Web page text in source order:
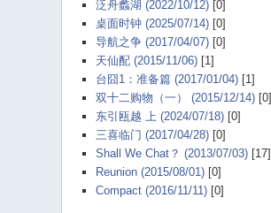
泛舟蠡湖 (2022/10/12)[0]
桌面时钟 (2025/07/14)[0]
导航之争 (2017/04/07)[0]
天仙配 (2015/11/06)[1]
台囧1：准备篇 (2017/01/04)[1]
双十二购物（一） (2015/12/14)[0]
东引瓯越 上 (2024/07/18)[0]
三喜临门 (2017/04/28)[0]
Shall We Chat？ (2013/07/03)[17]
Reunion (2015/08/01)[0]
Compact (2016/11/11)[0]